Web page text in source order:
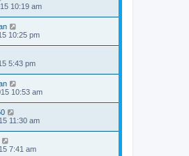
10:19 am
10:25 pm
5:43 pm
10:53 am
11:30 am
7:41 am